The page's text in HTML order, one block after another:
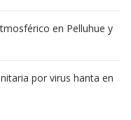
en Pelluhue y
por virus hanta en